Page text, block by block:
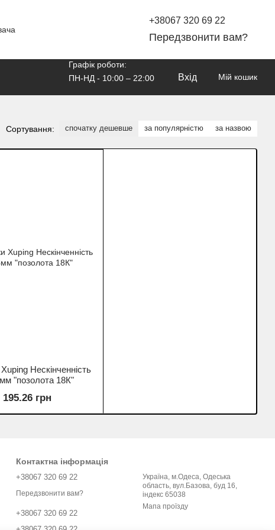
+38067 320 69 22
Передзвонити вам?
Графік роботи:
ПН-НД - 10:00 – 22:00
Вхід Мій кошик
Сортування: спочатку дешевше за популярністю за назвою
Нескінченність
"позолота 18К"
195.26 грн
Контактна інформація
+38067 320 69 22
Передзвонити вам?
+38067 320 69 22
Україна, м.Одеса, Одеська
область, вул.Базова, буд 16,
індекс 65038
Мапа проїзду